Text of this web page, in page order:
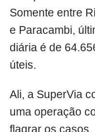
Somente entre
e Paracambi,
diária é de
úteis.
Ali, a SuperVia
uma operação
flagrar os casos.